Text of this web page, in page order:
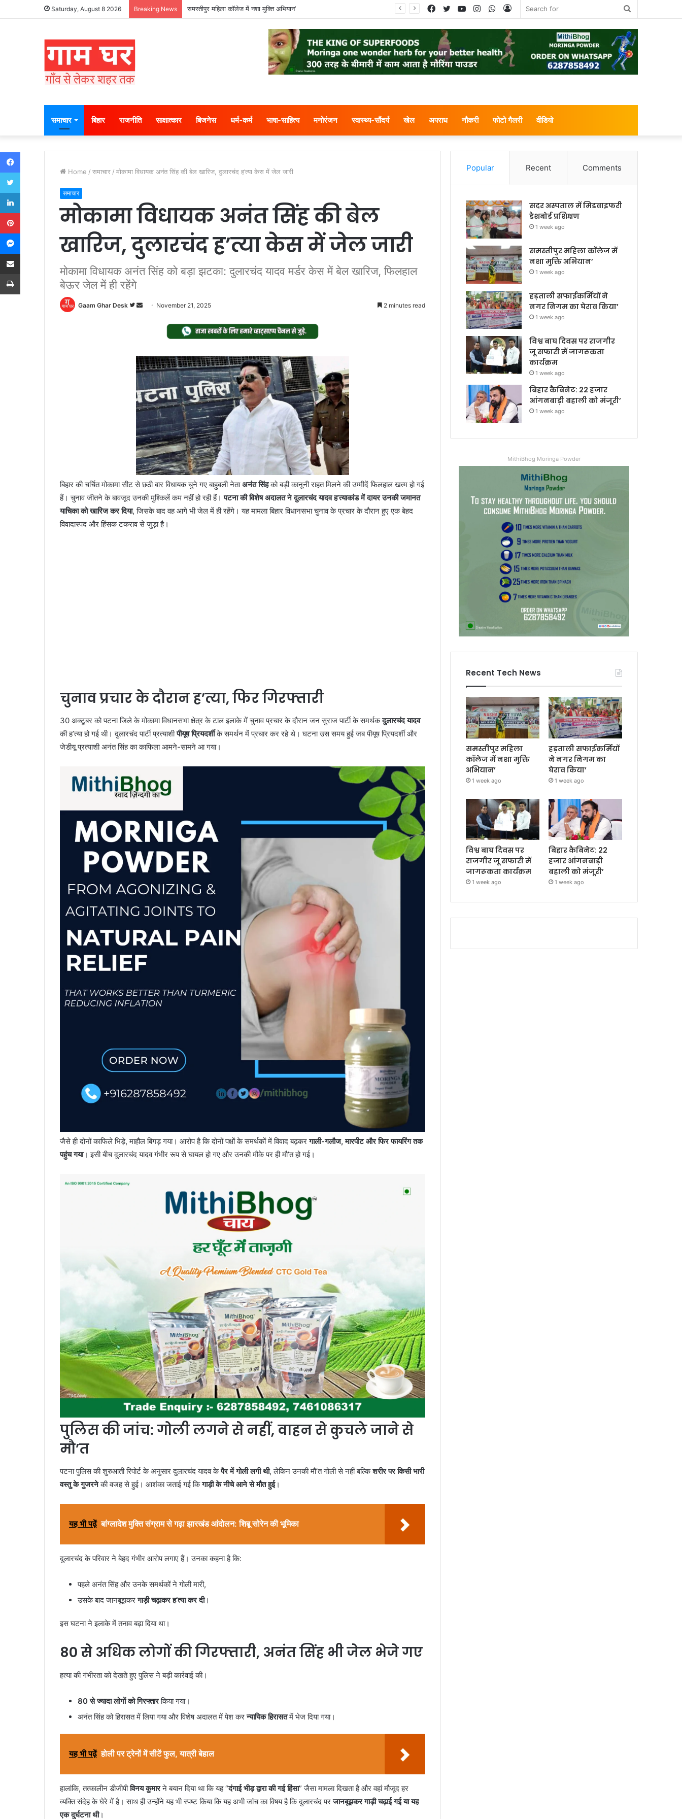
Saturday, August 8 2026 Breaking News हड़ताली सफाईकर्मियों ने नगर निगम का घेराव किया’
Log
WhatsApp
Instagram
YouTube
Twitter
Facebook
समाचार बिहार राजनीति साक्षात्कार बिजनेस धर्म-कर्म भाषा-साहित्य मनोरंजन स्वास्थ्य-सौंदर्य खेल अपराध नौकरी फोटो गैलरी वीडियो
Home / समाचार / मोकामा विधायक अनंत सिंह की बेल खारिज, दुलारचंद ह’त्या केस में जेल जारी
समाचार
मोकामा विधायक अनंत सिंह की बेल
खारिज, दुलारचंद ह’त्या केस में जेल जारी
मोकामा विधायक अनंत सिंह को बड़ा झटका: दुलारचंद यादव मर्डर केस में बेल खारिज, फिलहाल
बेऊर जेल में ही रहेंगे
Gaam Ghar Desk
Follow
Send November 21, 2025 2 minutes read
बिहार की चर्चित मोकामा सीट से छठी बार विधायक चुने गए बाहुबली नेताअनंत सिंहको बड़ी कानूनी राहत मिलने की उम्मीदें फिलहाल खत्म हो गई
हैं। चुनाव जीतने के बावजूद उनकी मुश्किलें कम नहीं हो रही हैं।पटना की विशेष अदालत ने दुलारचंद यादव ह’त्याकांड में दायर उनकी जमानत
याचिका को खारिज कर दिया, जिसके बाद वह आगे भी जेल में ही रहेंगे। यह मामला बिहार विधानसभा चुनाव के प्रचार के दौरान हुए एक बेहद
विवादास्पद और हिंसक टकराव से जुड़ा है।
चुनाव प्रचार के दौरान ह’त्या, फिर गिरफ्तारी
30 अक्टूबर को पटना जिले के मोकामा विधानसभा क्षेत्र के टाल इलाके में चुनाव प्रचार के दौरान जन सुराज पार्टी के समर्थकदुलारचंद यादव
की ह’त्या हो गई थी। दुलारचंद पार्टी प्रत्याशीपीयूष प्रियदर्शीके समर्थन में प्रचार कर रहे थे। घटना उस समय हुई जब पीयूष प्रियदर्शी और
जेडीयू प्रत्याशी अनंत सिंह का काफिला आमने-सामने आ गया।
जैसे ही दोनों काफिले भिड़े, माहौल बिगड़ गया। आरोप है कि दोनों पक्षों के समर्थकों में विवाद बढ़करगाली-गलौज, मारपीट और फिर फायरिंग तक
पहुंच गया। इसी बीच दुलारचंद यादव गंभीर रूप से घायल हो गए और उनकी मौके पर ही मौ’त हो गई।
पुलिस की जांच: गोली लगने से नहीं, वाहन से कुचले जाने से
मौ’त
पटना पुलिस की शुरुआती रिपोर्ट के अनुसार दुलारचंद यादव केपैर में गोली लगी थी, लेकिन उनकी मौ’त गोली से नहीं बल्किशरीर पर किसी भारी
वस्तु के गुजरनेकी वजह से हुई। आशंका जताई गई किगाड़ी के नीचे आने से मौत हुई।
यह भी पढ़ें बांग्लादेश मुक्ति संग्राम से गढ़ा झारखंड आंदोलन: शिबू सोरेन की भूमिका
दुलारचंद के परिवार ने बेहद गंभीर आरोप लगाए हैं। उनका कहना है कि:
पहले अनंत सिंह और उनके समर्थकों ने गोली मारी,
उसके बाद जानबूझकरगाड़ी चढ़ाकर ह’त्या कर दी।
इस घटना ने इलाके में तनाव बढ़ा दिया था।
80 से अधिक लोगों की गिरफ्तारी, अनंत सिंह भी जेल भेजे गए
हत्या की गंभीरता को देखते हुए पुलिस ने बड़ी कार्रवाई की।
80 से ज्यादा लोगों को गिरफ्तारकिया गया।
अनंत सिंह को हिरासत में लिया गया और विशेष अदालत में पेश करन्यायिक हिरासतमें भेज दिया गया।
यह भी पढ़ें होली पर ट्रेनों में सीटें फुल, यात्री बेहाल
हालांकि, तत्कालीन डीजीपीविनय कुमारने बयान दिया था कि यह “दंगाई भीड़ द्वारा की गई हिंसा” जैसा मामला दिखता है और वहां मौजूद हर
व्यक्ति संदेह के घेरे में है। साथ ही उन्होंने यह भी स्पष्ट किया कि यह अभी जांच का विषय है कि दुलारचंद परजानबूझकर गाड़ी चढ़ाई गई या यह
एक दुर्घटना थी।
Popular Recent Comments
सदर अस्पताल में मिडवाइफरी
डैशबोर्ड प्रशिक्षण
1 week ago
समस्तीपुर महिला कॉलेज में
नशा मुक्ति अभियान’
1 week ago
हड़ताली सफाईकर्मियों ने
नगर निगम का घेराव किया’
1 week ago
विश्व बाघ दिवस पर राजगीर
जू सफारी में जागरूकता
कार्यक्रम
1 week ago
बिहार कैबिनेट: 22 हजार
आंगनबाड़ी बहाली को मंजूरी’
1 week ago
MithiBhog Moringa Powder
Recent Tech News
समस्तीपुर महिला
कॉलेज में नशा मुक्ति
अभियान’
1 week ago
हड़ताली सफाईकर्मियों
ने नगर निगम का
घेराव किया’
1 week ago
विश्व बाघ दिवस पर
राजगीर जू सफारी में
जागरूकता कार्यक्रम
1 week ago
बिहार कैबिनेट: 22
हजार आंगनबाड़ी
बहाली को मंजूरी’
1 week ago
Facebook
Twitter
LinkedIn
Pinterest
Messenger
Share via Email